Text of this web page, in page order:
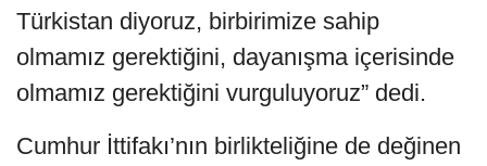
Türkistan diyoruz, birbirimize sahip
olmamız gerektiğini, dayanışma içerisinde
olmamız gerektiğini vurguluyoruz” dedi.
Cumhur İttifakı’nın birlikteliğine de değinen